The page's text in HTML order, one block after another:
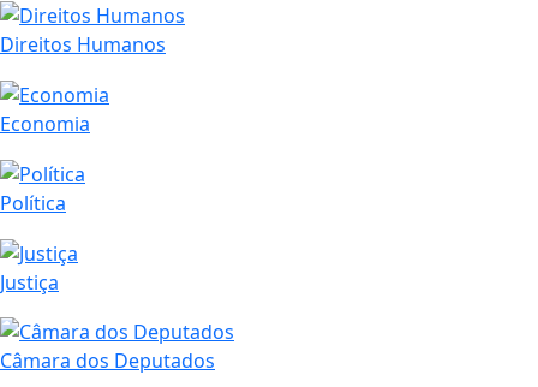
Direitos Humanos
Economia
Política
Justiça
Câmara dos Deputados